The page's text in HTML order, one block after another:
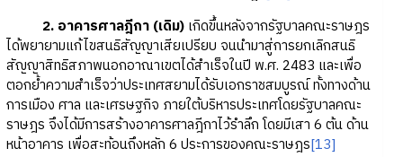
2. อาคารศาลฎีกา (เดิม)เกิดขึ้นหลังจากรัฐบาลคณะราษฎร
ได้พยายามแก้ไขสนธิสัญญาเสียเปรียบ จนนำมาสู่การยกเลิกสนธิ
สัญญาสิทธิสภาพนอกอาณาเขตได้สำเร็จในปี พ.ศ. 2483 และเพื่อ
ตอกย้ำความสำเร็จว่าประเทศสยามได้รับเอกราชสมบูรณ์ ทั้งทางด้าน
การเมือง ศาล และเศรษฐกิจ ภายใต้บริหารประเทศโดยรัฐบาลคณะ
ราษฎร จึงได้มีการสร้างอาคารศาลฎีกาไว้รำลึก โดยมีเสา 6 ต้น ด้าน
หน้าอาคาร เพื่อสะท้อนถึงหลัก 6 ประการของคณะราษฎร[13]